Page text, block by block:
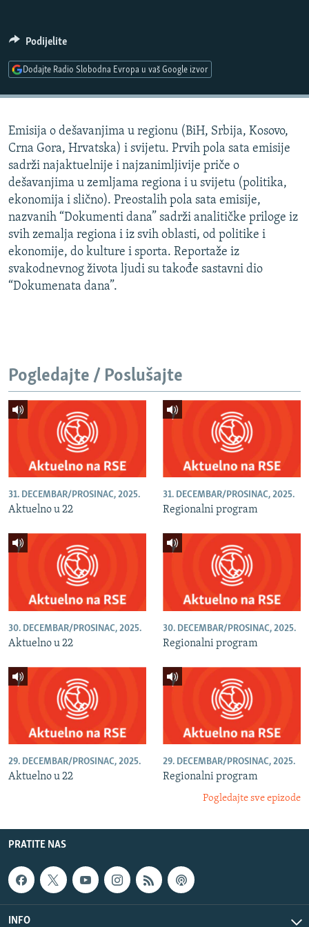
DNEVNO@RSE
SPECIJALI RSE
POPLAVE I KLIZIŠTA U BIH 2024.
TV LIBERTY
POST SCRIPTUM
MOJA EVROPA
TRI DECENIJE OD RATA U BIH
SVE KARTE DEJTONA
NASTANAK I RASPAD JUGOSLAVIJE
PRATITE NAS
Sve RFE/RL stranice
Podijelite
Dodajte Radio Slobodna Evropa u vaš Google izvor
Emisija o dešavanjima u regionu (BiH, Srbija, Kosovo,
Crna Gora, Hrvatska) i svijetu. Prvih pola sata emisije
sadrži najaktuelnije i najzanimljivije priče o
dešavanjima u zemljama regiona i u svijetu (politika,
ekonomija i slično). Preostalih pola sata emisije,
nazvanih “Dokumenti dana” sadrži analitičke priloge iz
svih zemalja regiona i iz svih oblasti, od politike i
ekonomije, do kulture i sporta. Reportaže iz
svakodnevnog života ljudi su takođe sastavni dio
“Dokumenata dana”.
Pogledajte / Poslušajte
31. DECEMBAR/PROSINAC, 2025.
Aktuelno u 22
31. DECEMBAR/PROSINAC, 2025.
Regionalni program
30. DECEMBAR/PROSINAC, 2025.
Aktuelno u 22
30. DECEMBAR/PROSINAC, 2025.
Regionalni program
29. DECEMBAR/PROSINAC, 2025.
Aktuelno u 22
29. DECEMBAR/PROSINAC, 2025.
Regionalni program
Pogledajte sve epizode
PRATITE NAS
INFO